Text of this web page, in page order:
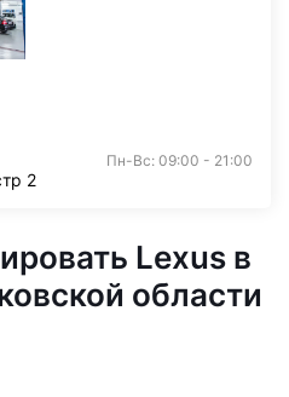
Пн-Вс: 09:00 - 21:00
2
Lexus в
области